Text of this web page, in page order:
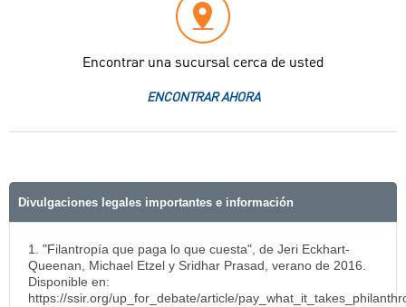
Encontrar una sucursal cerca de usted
ENCONTRAR AHORA
Divulgaciones legales importantes e información
1. "Filantropía que paga lo que cuesta", de Jeri Eckhart-
Queenan, Michael Etzel y Sridhar Prasad, verano de 2016.
Disponible en:
https://ssir.org/up_for_debate/article/